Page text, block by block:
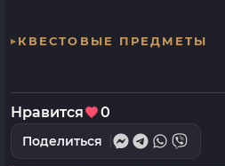
КВЕСТОВЫЕ ПРЕДМЕТЫ
Нравится 0
Поделиться